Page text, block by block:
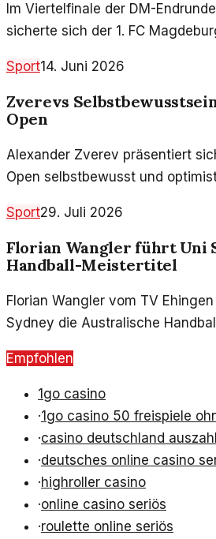
Im Viertelfinale der DM-
sicherte sich der 1. FC
Halbfinale. Ein Spiel voller
bleibenden Eindruck hinterlässt.
Sport14. Juni 2026
Zverevs
Open
Alexander Zverev präsentiert
Open selbstbewusst und
Fans.
Sport29. Juli 2026
Florian Wangler führt Uni
Handball-Meistertitel
Florian Wangler vom TV
Sydney die Australische
Bedeutung des Titels.
Empfohlen
1go casino
·1go casino 50 freispiele
·casino deutschland
·deutsches online casino
·highroller casino
·online casino seriös
·roulette online seriös